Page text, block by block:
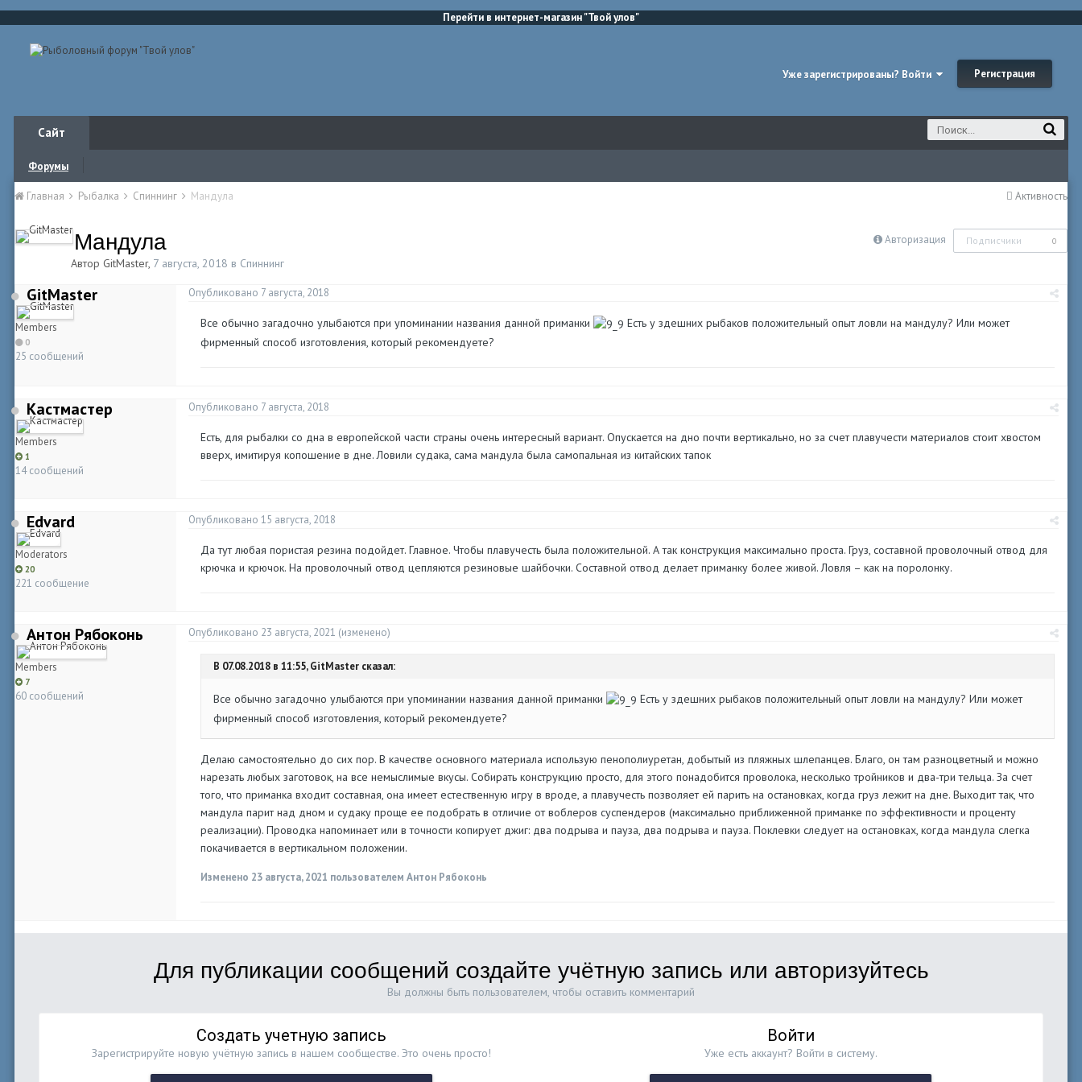
Перейти в интернет-магазин "Твой улов"
Уже зарегистрированы? Войти Регистрация
Сайт
Форумы
Активность
Главная Рыбалка Спиннинг Мандула
Авторизация Подписчики 0
Мандула
Автор GitMaster, 7 августа, 2018 в Спиннинг
GitMaster
Members
0
25 сообщений
Опубликовано 7 августа, 2018
Все обычно загадочно улыбаются при упоминании названия данной приманки
Есть у здешних рыбаков положительный опыт ловли на мандулу? Или может
фирменный способ изготовления, который рекомендуете?
Кастмастер
Members
1
14 сообщений
Опубликовано 7 августа, 2018
Есть, для рыбалки со дна в европейской части страны очень интересный вариант. Опускается на дно почти вертикально, но за счет плавучести материалов стоит хвостом
вверх, имитируя копошение в дне. Ловили судака, сама мандула была самопальная из китайских тапок
Edvard
Moderators
20
221 сообщение
Опубликовано 15 августа, 2018
Да тут любая пористая резина подойдет. Главное. Чтобы плавучесть была положительной. А так конструкция максимально проста. Груз, составной проволочный отвод для
крючка и крючок. На проволочный отвод цепляются резиновые шайбочки. Составной отвод делает приманку более живой. Ловля – как на поролонку.
Антон Рябоконь
Members
7
60 сообщений
Опубликовано 23 августа, 2021 (изменено)
В 07.08.2018 в 11:55, GitMaster сказал:
Все обычно загадочно улыбаются при упоминании названия данной приманки
Есть у здешних рыбаков положительный опыт ловли на мандулу? Или может
фирменный способ изготовления, который рекомендуете?
Делаю самостоятельно до сих пор. В качестве основного материала использую пенополиуретан, добытый из пляжных шлепанцев. Благо, он там разноцветный и можно
нарезать любых заготовок, на все немыслимые вкусы. Собирать конструкцию просто, для этого понадобится проволока, несколько тройников и два-три тельца. За счет
того, что приманка входит составная, она имеет естественную игру в вроде, а плавучесть позволяет ей парить на остановках, когда груз лежит на дне. Выходит так, что
мандула парит над дном и судаку проще ее подобрать в отличие от воблеров суспендеров (максимально приближенной приманке по эффективности и проценту
реализации). Проводка напоминает или в точности копирует джиг: два подрыва и пауза, два подрыва и пауза. Поклевки следует на остановках, когда мандула слегка
покачивается в вертикальном положении.
Изменено 23 августа, 2021 пользователем Антон Рябоконь
Для публикации сообщений создайте учётную запись или авторизуйтесь
Вы должны быть пользователем, чтобы оставить комментарий
Создать учетную запись
Зарегистрируйте новую учётную запись в нашем сообществе. Это очень просто!
Войти
Уже есть аккаунт? Войти в систему.